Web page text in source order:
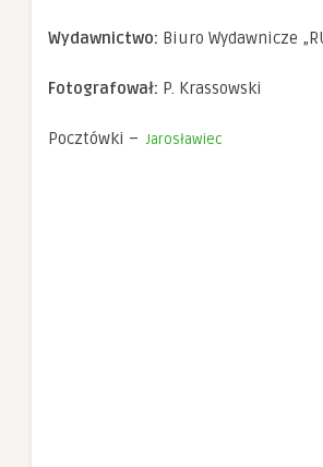
Wydawnictwo: Biuro Wydawnicze
Fotografował: P. Krassowski
Pocztówki – Jarosławiec
spersonalizowanych
treści i ofert.